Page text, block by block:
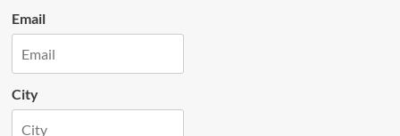
Email
City